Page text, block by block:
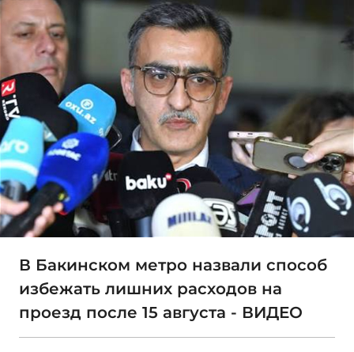
В Бакинском метро назвали способ
избежать лишних расходов на
проезд после 15 августа - ВИДЕО